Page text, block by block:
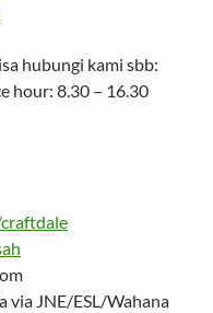
hubungi kami sbb:
hour: 8.30 – 16.30
via JNE/ESL/Wahana